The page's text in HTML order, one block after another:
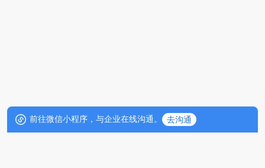
前往微信小程序，与企业在线沟通。 去沟通